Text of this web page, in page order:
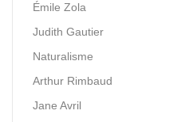
Émile Zola
Judith Gautier
Naturalisme
Arthur Rimbaud
Jane Avril